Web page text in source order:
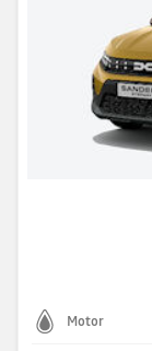
Motor